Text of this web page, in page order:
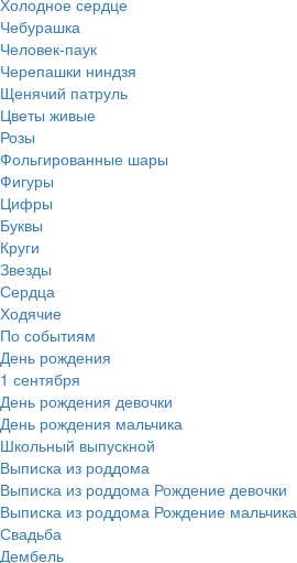
Чебурашка
Человек-паук
Черепашки ниндзя
Щенячий патруль
Цветы живые
Розы
Фольгированные шары
Фигуры
Цифры
Буквы
Круги
Звезды
Сердца
Ходячие
По событиям
День рождения
1 сентября
День рождения девочки
День рождения мальчика
Школьный выпускной
Выписка из роддома
Выписка из роддома Рождение девочки
Выписка из роддома Рождение мальчика
Свадьба
Дембель